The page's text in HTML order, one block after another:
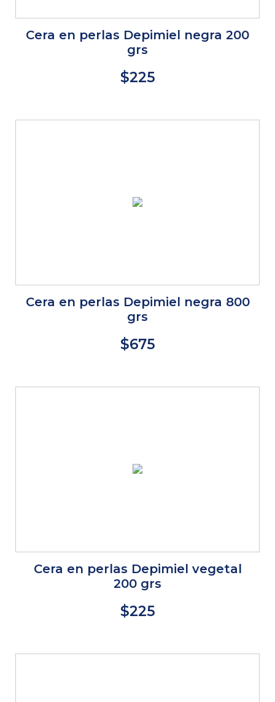
Cera en perlas Depimiel negra 200
grs
$225
Cera en perlas Depimiel negra 800
grs
$675
Cera en perlas Depimiel vegetal
200 grs
$225